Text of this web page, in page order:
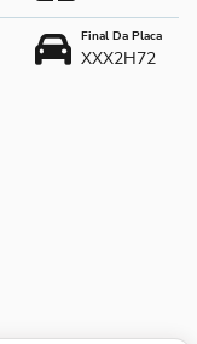
Final Da Placa
XXX2H72